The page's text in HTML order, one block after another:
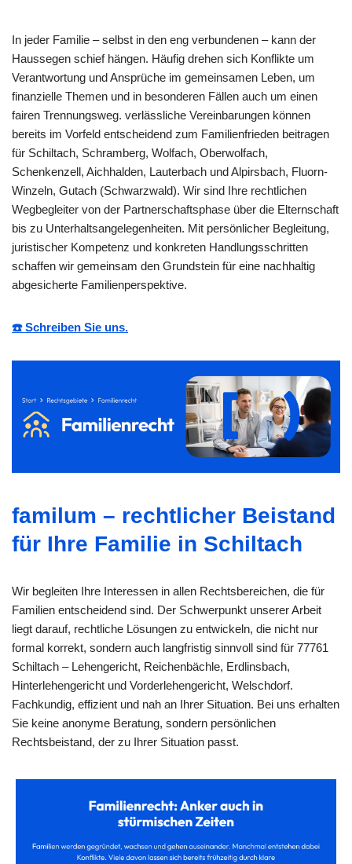
In jeder Familie – selbst in den eng verbundenen – kann der
Haussegen schief hängen. Häufig drehen sich Konflikte um
Verantwortung und Ansprüche im gemeinsamen Leben, um
finanzielle Themen und in besonderen Fällen auch um einen
fairen Trennungsweg. verlässliche Vereinbarungen können
bereits im Vorfeld entscheidend zum Familienfrieden beitragen
für Schiltach, Schramberg, Wolfach, Oberwolfach,
Schenkenzell, Aichhalden, Lauterbach und Alpirsbach, Fluorn-
Winzeln, Gutach (Schwarzwald). Wir sind Ihre rechtlichen
Wegbegleiter von der Partnerschaftsphase über die Elternschaft
bis zu Unterhaltsangelegenheiten. Mit persönlicher Begleitung,
juristischer Kompetenz und konkreten Handlungsschritten
schaffen wir gemeinsam den Grundstein für eine nachhaltig
abgesicherte Familienperspektive.
☎️ Schreiben Sie uns.
familum – rechtlicher Beistand
für Ihre Familie in Schiltach
Wir begleiten Ihre Interessen in allen Rechtsbereichen, die für
Familien entscheidend sind. Der Schwerpunkt unserer Arbeit
liegt darauf, rechtliche Lösungen zu entwickeln, die nicht nur
formal korrekt, sondern auch langfristig sinnvoll sind für 77761
Schiltach – Lehengericht, Reichenbächle, Erdlinsbach,
Hinterlehengericht und Vorderlehengericht, Welschdorf.
Fachkundig, effizient und nah an Ihrer Situation. Bei uns erhalten
Sie keine anonyme Beratung, sondern persönlichen
Rechtsbeistand, der zu Ihrer Situation passt.